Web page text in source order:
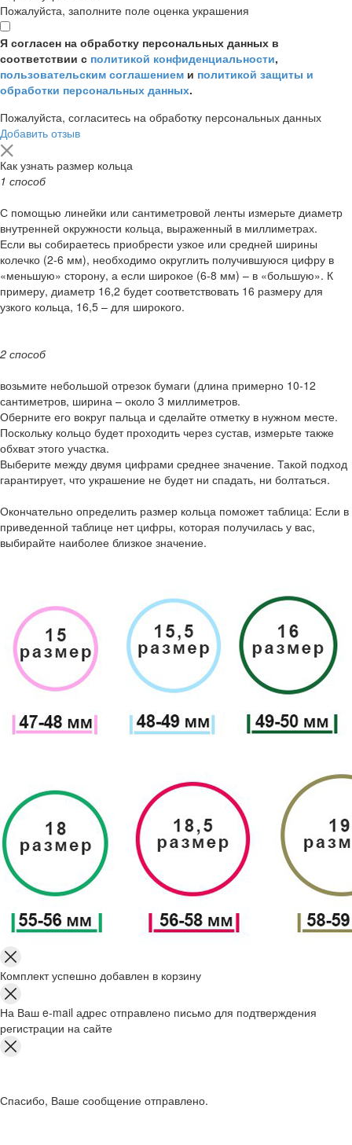
Пожалуйста, заполните поле оценка украшения
Я согласен на обработку персональных данных в
соответствии с политикой конфиденциальности,
пользовательским соглашением и политикой защиты и
обработки персональных данных.
Пожалуйста, согласитесь на обработку персональных данных
Добавить отзыв
Как узнать размер кольца
1 способ
С помощью линейки или сантиметровой ленты измерьте диаметр
внутренней окружности кольца, выраженный в миллиметрах.
Если вы собираетесь приобрести узкое или средней ширины
колечко (2-6 мм), необходимо округлить получившуюся цифру в
«меньшую» сторону, а если широкое (6-8 мм) – в «большую». К
примеру, диаметр 16,2 будет соответствовать 16 размеру для
узкого кольца, 16,5 – для широкого.
2 способ
возьмите небольшой отрезок бумаги (длина примерно 10-12
сантиметров, ширина – около 3 миллиметров.
Оберните его вокруг пальца и сделайте отметку в нужном месте.
Поскольку кольцо будет проходить через сустав, измерьте также
обхват этого участка.
Выберите между двумя цифрами среднее значение. Такой подход
гарантирует, что украшение не будет ни спадать, ни болтаться.
Окончательно определить размер кольца поможет таблица: Если в
приведенной таблице нет цифры, которая получилась у вас,
выбирайте наиболее близкое значение.
Комплект успешно добавлен в корзину
На Ваш e-mail адрес отправлено письмо для подтверждения
регистрации на сайте
Спасибо, Ваше сообщение отправлено.